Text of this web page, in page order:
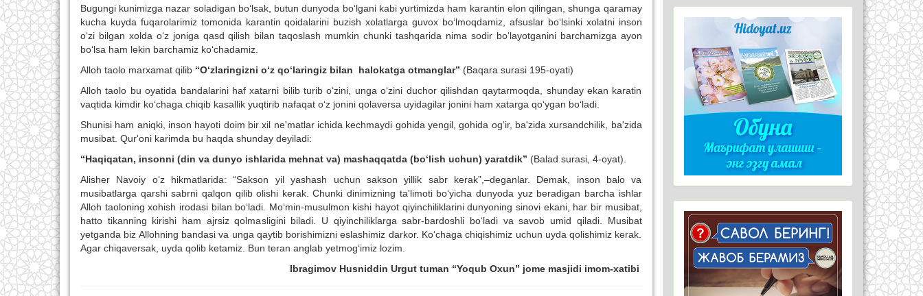
Bugungi kunimizga nazar soladigan bo‘lsak, butun dunyoda bo‘lgani kabi yurtimizda ham karantin elon qilingan, shunga qaramay
kucha kuyda fuqarolarimiz tomonida karantin qoidalarini buzish xolatlarga guvox bo‘lmoqdamiz, afsuslar bo‘lsinki xolatni inson
o‘zi bilgan xolda o‘z joniga qasd qilish bilan taqoslash mumkin chunki tashqarida nima sodir bo‘layotganini barchamizga ayon
bo‘lsa ham lekin barchamiz ko‘chadamiz.
Alloh taolo marxamat qilib “O‘zlaringizni o‘z qo‘laringiz bilan halokatga otmanglar” (Baqara surasi 195-oyati)
Alloh taolo bu oyatida bandalarini haf xatarni bilib turib o‘zini, unga o‘zini duchor qilishdan qaytarmoqda, shunday ekan karatin
vaqtida kimdir ko‘chaga chiqib kasallik yuqtirib nafaqat o‘z jonini qolaversa uyidagilar jonini ham xatarga qo‘ygan bo‘ladi.
Shunisi ham aniqki, inson hayoti doim bir xil ne'matlar ichida kechmaydi gohida yengil, gohida og‘ir, ba'zida xursandchilik, ba'zida
musibat. Qur'oni karimda bu haqda shunday deyiladi:
“Haqiqatan, insonni (din va dunyo ishlarida mehnat va) mashaqqatda (bo‘lish uchun) yaratdik” (Balad surasi, 4-oyat).
Alisher Navoiy o‘z hikmatlarida: “Sakson yil yashash uchun sakson yillik sabr kerak”,–deganlar. Demak, inson balo va
musibatlarga qarshi sabrni qalqon qilib olishi kerak. Chunki dinimizning ta'limoti bo‘yicha dunyoda yuz beradigan barcha ishlar
Alloh taoloning xohish irodasi bilan bo‘ladi. Mo‘min-musulmon kishi hayot qiyinchiliklarini dunyoning sinovi ekani, har bir musibat,
hatto tikanning kirishi ham ajrsiz qolmasligini biladi. U qiyinchiliklarga sabr-bardoshli bo‘ladi va savob umid qiladi. Musibat
yetganda biz Allohning bandasi va unga qaytib borishimizni eslashimiz darkor. Ko‘chaga chiqishimiz uchun uyda qolishimiz kerak.
Agar chiqaversak, uyda qolib ketamiz. Bun teran anglab yetmog‘imiz lozim.
Ibragimov Husniddin Urgut tuman “Yoqub Oxun” jomemasjidi imom-xatibi